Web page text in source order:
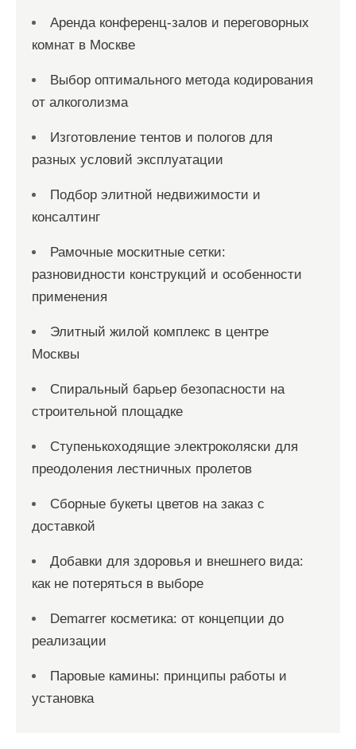
Аренда конференц-залов и переговорных
комнат в Москве
Выбор оптимального метода кодирования
от алкоголизма
Изготовление тентов и пологов для
разных условий эксплуатации
Подбор элитной недвижимости и
консалтинг
Рамочные москитные сетки:
разновидности конструкций и особенности
применения
Элитный жилой комплекс в центре
Москвы
Спиральный барьер безопасности на
строительной площадке
Ступенькоходящие электроколяски для
преодоления лестничных пролетов
Сборные букеты цветов на заказ с
доставкой
Добавки для здоровья и внешнего вида:
как не потеряться в выборе
Demarrer косметика: от концепции до
реализации
Паровые камины: принципы работы и
установка